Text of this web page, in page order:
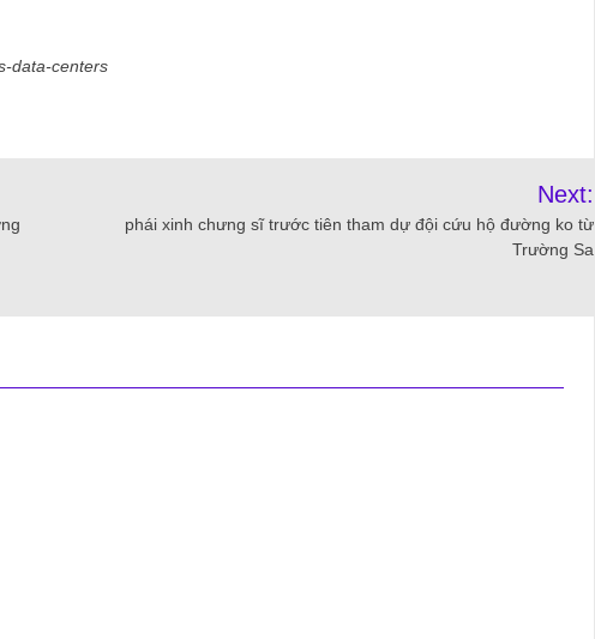
data-centers
Next:
phái xinh chưng sĩ trước tiên tham dự đội cứu hộ đường ko từ
Trường Sa